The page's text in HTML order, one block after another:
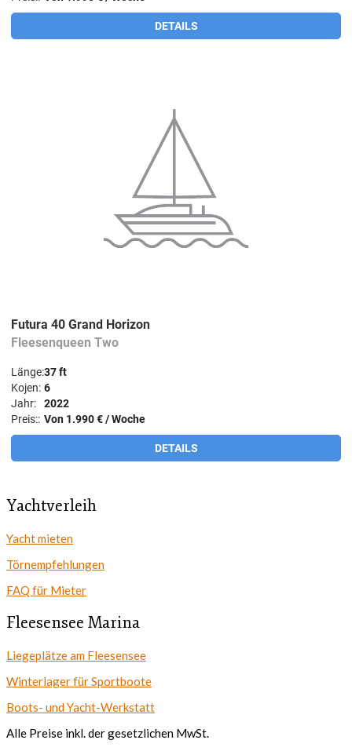
Yachtverleih
Yacht mieten
Törnempfehlungen
FAQ für Mieter
Fleesensee Marina
Liegeplätze am Fleesensee
Winterlager für Sportboote
Boots- und Yacht-Werkstatt
Alle Preise inkl. der gesetzlichen MwSt.